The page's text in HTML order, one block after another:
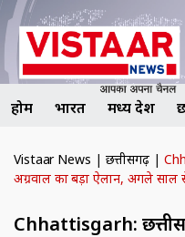
होम भारत मध्य प्रदेश
Vistaar News | छत्तीसगढ़ |
अग्रवाल का बड़ा ऐलान, अगले साल से
Chhattisgarh: